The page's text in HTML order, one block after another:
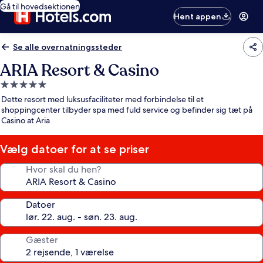
Gå til hovedsektionen
Hent appen
Se alle overnatningssteder
ARIA Resort & Casino
5.0-
stjernet
overnatningssted
Dette resort med luksusfaciliteter med forbindelse til et
shoppingcenter tilbyder spa med fuld service og befinder sig tæt på
Casino at Aria
Vælg datoer for at se priser
Hvor skal du hen?
Datoer
Gæster